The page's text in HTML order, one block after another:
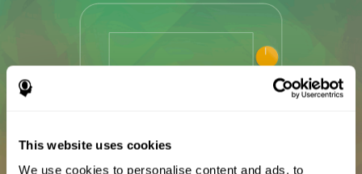
This website uses cookies
We use cookies to personalise content and ads, to